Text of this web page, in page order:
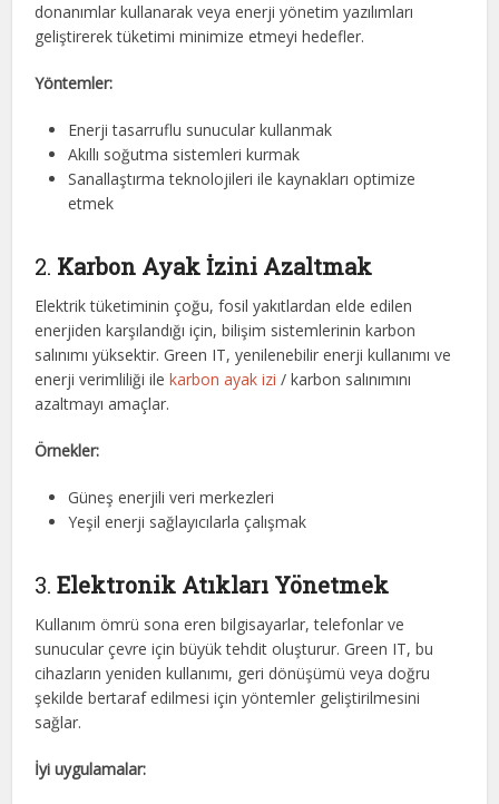
donanımlar kullanarak veya enerji yönetim yazılımları
geliştirerek tüketimi minimize etmeyi hedefler.
Yöntemler:
Enerji tasarruflu sunucular kullanmak
Akıllı soğutma sistemleri kurmak
Sanallaştırma teknolojileri ile kaynakları optimize
etmek
2. Karbon Ayak İzini Azaltmak
Elektrik tüketiminin çoğu, fosil yakıtlardan elde edilen
enerjiden karşılandığı için, bilişim sistemlerinin karbon
salınımı yüksektir. Green IT, yenilenebilir enerji kullanımı ve
enerji verimliliği ilekarbon ayak izi / karbon salınımını
azaltmayı amaçlar.
Örnekler:
Güneş enerjili veri merkezleri
Yeşil enerji sağlayıcılarla çalışmak
3.Elektronik Atıkları Yönetmek
Kullanım ömrü sona eren bilgisayarlar, telefonlar ve
sunucular çevre için büyük tehdit oluşturur. Green IT, bu
cihazların yeniden kullanımı, geri dönüşümü veya doğru
şekilde bertaraf edilmesi için yöntemler geliştirilmesini
sağlar.
İyi uygulamalar: